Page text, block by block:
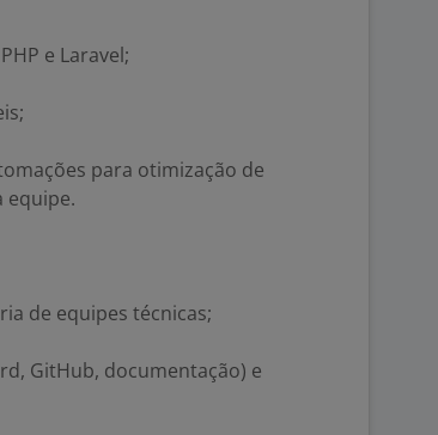
e Laravel;
para otimização de
equipe.
de equipes técnicas;
GitHub, documentação) e